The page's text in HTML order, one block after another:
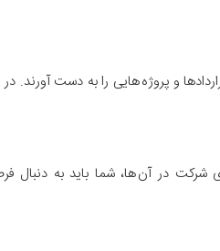
و پروژه هایی را به دست آورند. در
در آن ها، شما باید به دنبال